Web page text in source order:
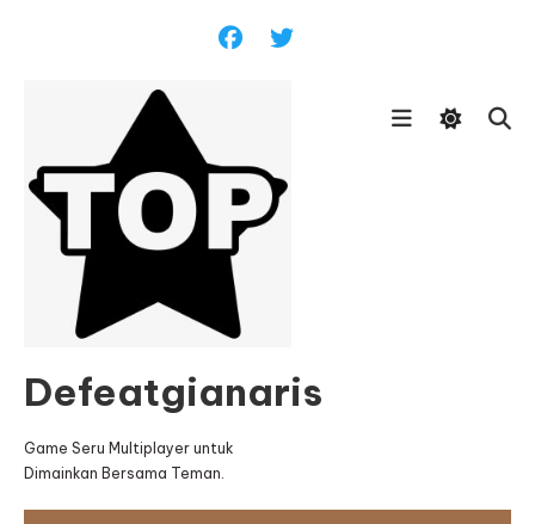
Defeatgianaris
Game Seru Multiplayer untuk
Dimainkan Bersama Teman.